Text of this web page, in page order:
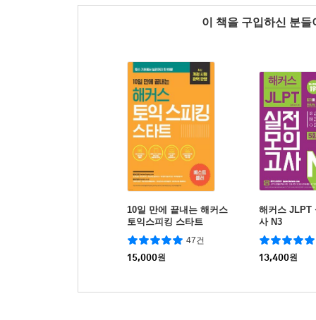
이 책을 구입하신 분
10일 만에 끝내는 해커스
토익스피킹 스타트
47건
15,000원
해커스 JLPT
사 N3
13,400원